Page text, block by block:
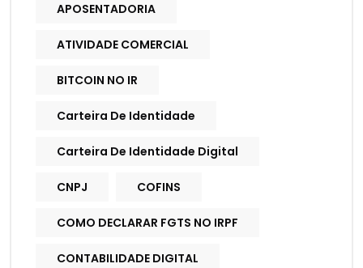
APOSENTADORIA
ATIVIDADE COMERCIAL
BITCOIN NO IR
Carteira De Identidade
Carteira De Identidade Digital
CNPJ COFINS
COMO DECLARAR FGTS NO IRPF
CONTABILIDADE DIGITAL